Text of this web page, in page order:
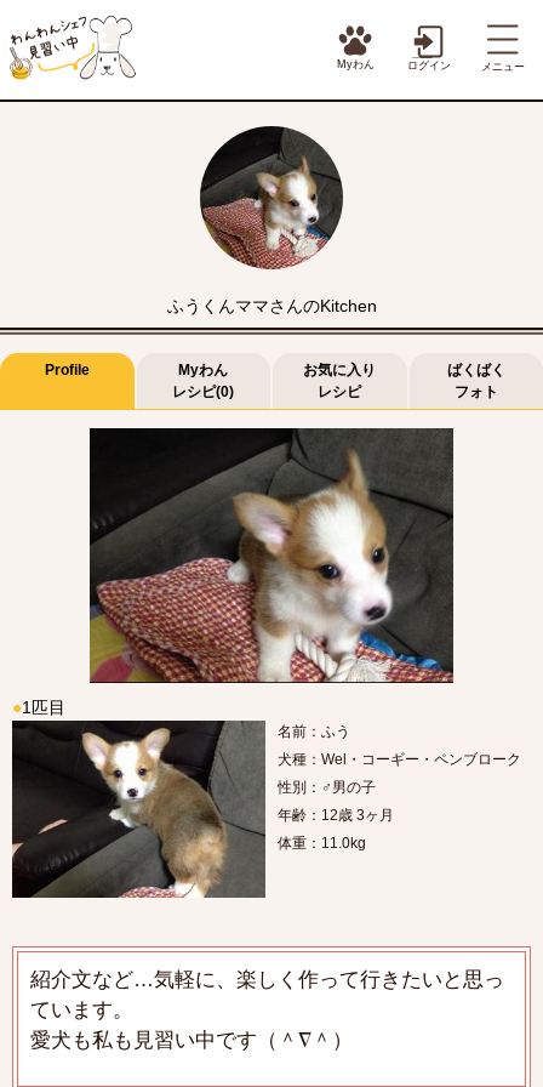
Myわん ログイン メニュー
ふうくんママさんのKitchen
Profile
Myわん
レシピ(0)
お気に入り
レシピ
ばくばく
フォト
●1匹目
名前：ふう
犬種：Wel・コーギー・ペンブローク
性別：♂男の子
年齢：12歳 3ヶ月
体重：11.0kg
紹介文など…気軽に、楽しく作って行きたいと思っ
ています。
愛犬も私も見習い中です（＾∇＾）